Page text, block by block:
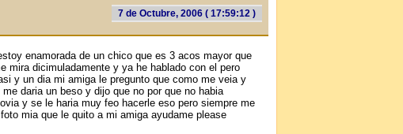
7 de Octubre, 2006 ( 17:59:12 )
enamorada de un chico que es 3 aсos mayor que
mira dicimuladamente y ya he hablado con el pero
y un dia mi amiga le pregunto que como me veia y
daria un beso y dijo que no por que no habia
y se le haria muy feo hacerle eso pero siempre me
mia que le quito a mi amiga ayudame please